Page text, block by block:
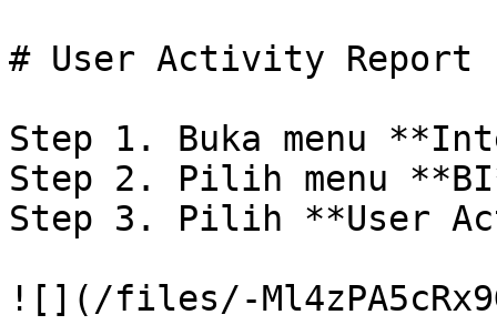
# User Activity Report
Step 1. Buka menu
Step 2. Pilih menu
Step 3. Pilih **User
![](/files/-